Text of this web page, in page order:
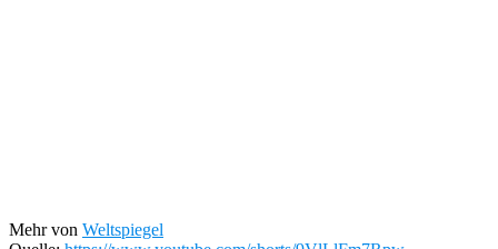
Mehr von Weltspiegel